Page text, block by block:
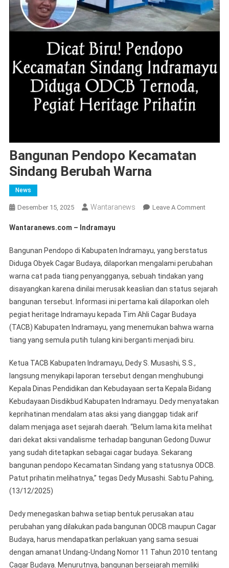
Bangunan Pendopo Kecamatan
Sindang Berubah Warna
News
Desember 15, 2025 Wantaranews Leave A CommentOn
Berubah
Wantaranews.com – Indramayu
Bangunan Pendopo di Kabupaten Indramayu, yang berstatus
Diduga Obyek Cagar Budaya, dilaporkan mengalami perubahan
warna cat pada tiang penyangganya, sebuah tindakan yang
disayangkan karena dinilai merusak keaslian dan status sejarah
bangunan tersebut. Informasi ini pertama kali dilaporkan oleh
pegiat heritage Indramayu kepada Tim Ahli Cagar Budaya
(TACB) Kabupaten Indramayu, yang menemukan bahwa warna
tiang yang semula putih tulang kini berganti menjadi biru.
​Ketua TACB Kabupaten Indramayu, Dedy S. Musashi, S.S.,
langsung menyikapi laporan tersebut dengan menghubungi
Kepala Dinas Pendidikan dan Kebudayaan serta Kepala Bidang
Kebudayaan Disdikbud Kabupaten Indramayu. Dedy menyatakan
keprihatinan mendalam atas aksi yang dianggap tidak arif
dalam menjaga aset sejarah daerah. “Belum lama kita melihat
dari dekat aksi vandalisme terhadap bangunan Gedong Duwur
yang sudah ditetapkan sebagai cagar budaya. Sekarang
bangunan pendopo Kecamatan Sindang yang statusnya ODCB.
Patut prihatin melihatnya,” tegas Dedy Musashi. Sabtu Pahing,
(13/12/2025)
​Dedy menegaskan bahwa setiap bentuk perusakan atau
perubahan yang dilakukan pada bangunan ODCB maupun Cagar
Budaya, harus mendapatkan perlakuan yang sama sesuai
dengan amanat Undang-Undang Nomor 11 Tahun 2010 tentang
Cagar Budaya. Menurutnya, bangunan bersejarah memiliki